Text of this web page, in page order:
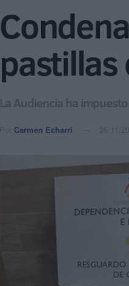
pastillas
La Audiencia ha
Por Carmen Echarri 26/11/